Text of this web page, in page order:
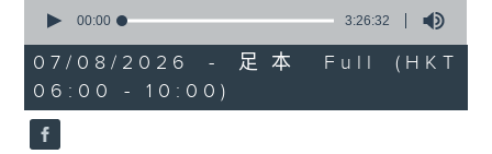
seconds
3
hours,
26
minutes,
32
seconds
00:00 3:26:32
07/08/2026 - 足本 Full (HKT
06:00 - 10:00)